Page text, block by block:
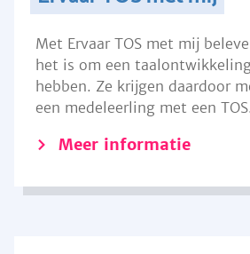
Met Ervaar TOS met mij
het is om een
hebben. Ze krijgen daardoor
een medeleerling met een TOS.
Meer informatie